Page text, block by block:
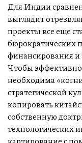
Для Индии
выглядит
проекты все еще
бюрократических
финансирования
Чтобы
необходима
стратегической
копировать
собственную
технологических